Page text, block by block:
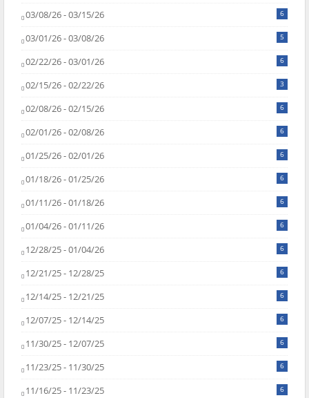
03/08/26 - 03/15/26 6
03/01/26 - 03/08/26 5
02/22/26 - 03/01/26 6
02/15/26 - 02/22/26 3
02/08/26 - 02/15/26 6
02/01/26 - 02/08/26 6
01/25/26 - 02/01/26 6
01/18/26 - 01/25/26 6
01/11/26 - 01/18/26 6
01/04/26 - 01/11/26 6
12/28/25 - 01/04/26 6
12/21/25 - 12/28/25 6
12/14/25 - 12/21/25 6
12/07/25 - 12/14/25 6
11/30/25 - 12/07/25 6
11/23/25 - 11/30/25 6
11/16/25 - 11/23/25 6